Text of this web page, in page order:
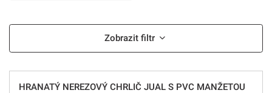
Zobrazit filtr
HRANATÝ NEREZOVÝ CHRLIČ JUAL S PVC MANŽETOU